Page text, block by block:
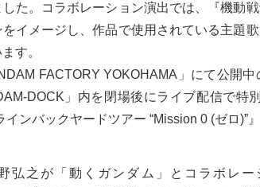
した。コラボレーション演出では、『機動
イメージし、作品で使用されている主題
す。
FACTORY YOKOHAMA」にて公開
DOCK」内を閉場後にライブ配信で特
インバックヤードツアー “Mission 0 (ゼロ)”
弘之が「動くガンダム」とコラボレー